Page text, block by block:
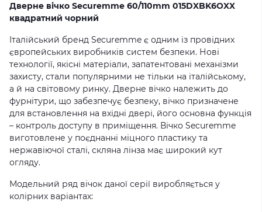
Дверне вічко Securemme 60/110mm 015DXBK6OXX
квадратний чорний
Італійський бренд Securemme є одним із провідних
європейських виробників систем безпеки. Нові
технології, якісні матеріали, запатентовані механізми
захисту, стали популярними не тільки на італійському,
а й на світовому ринку. Дверне вічко належить до
фурнітури, що забезпечує безпеку, вічко призначене
для встановлення на вхідні двері, його основна функція
– контроль доступу в приміщення. Вічко Securemme
виготовлене у поєднанні міцного пластику та
нержавіючої сталі, скляна лінза має широкий кут
огляду.
Модельний ряд вічок даної серії виробляється у
колірних варіантах: